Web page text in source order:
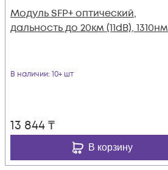
Модуль SFP+ оптический,
дальность до 20км (11dB), 1310нм
В наличии: 10+ шт
13 844₸
В корзину